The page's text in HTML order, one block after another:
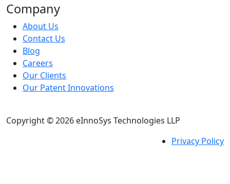
Company
About Us
Contact Us
Blog
Careers
Our Clients
Our Patent Innovations
Copyright © 2026 eInnoSys Technologies LLP
Privacy Policy